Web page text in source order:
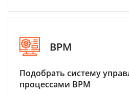
BPM
Подобрать систему
процессами BPM